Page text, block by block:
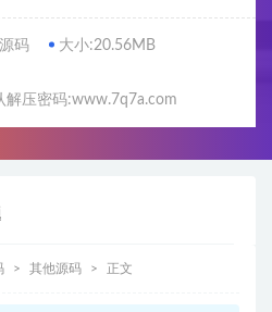
码 大小:20.56MB
解压密码:www.7q7a.com
其他源码 正文